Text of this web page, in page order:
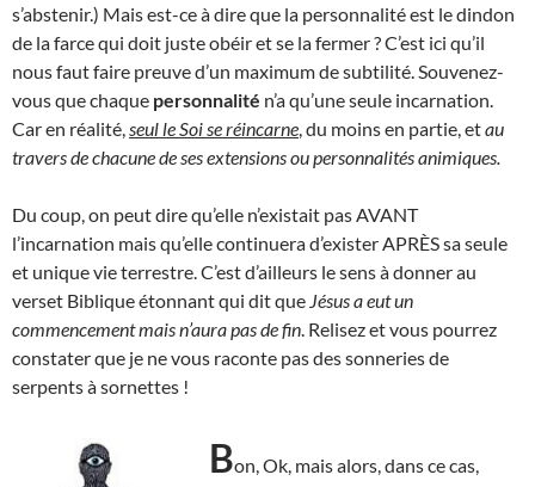
s’abstenir.) Mais est-ce à dire que la personnalité est le dindon
de la farce qui doit juste obéir et se la fermer ? C’est ici qu’il
nous faut faire preuve d’un maximum de subtilité. Souvenez-
vous que chaque personnalité n’a qu’une seule incarnation.
Car en réalité, seul le Soi se réincarne , du moins en partie, etau
travers de chacune de ses extensions ou personnalités animiques.
Du coup, on peut dire qu’elle n’existait pas AVANT
l’incarnation mais qu’elle continuera d’exister APRÈS sa seule
et unique vie terrestre. C’est d’ailleurs le sens à donner au
verset Biblique étonnant qui dit que Jésus a eut un
commencement mais n’aura pas de fin . Relisez et vous pourrez
constater que je ne vous raconte pas des sonneries de
serpents à sornettes !
Bon, Ok, mais alors, dans ce cas,